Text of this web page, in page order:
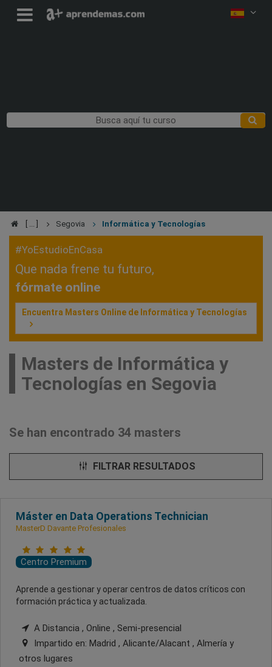
Segovia Informática y Tecnologías
#YoEstudioEnCasa
Que nada frene tu futuro,
fórmate online
Encuentra Masters Online de Informática y Tecnologías
Masters de Informática y
Tecnologías en Segovia
Se han encontrado 34 masters
FILTRAR RESULTADOS
Máster en Data Operations Technician
MasterD Davante Profesionales
Centro Premium
Aprende a gestionar y operar centros de datos críticos con
formación práctica y actualizada.
A Distancia , Online , Semi-presencial
Impartido en: Madrid , Alicante/Alacant , Almería y
otros lugares